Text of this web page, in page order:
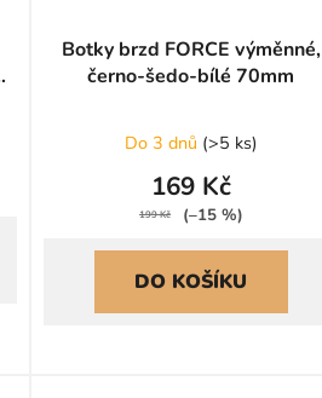
Botky brzd FORCE výměnné,
černo-šedo-bílé 70mm
Do 3 dnů (>5 ks)
169 Kč
199 Kč (–15 %)
DO KOŠÍKU